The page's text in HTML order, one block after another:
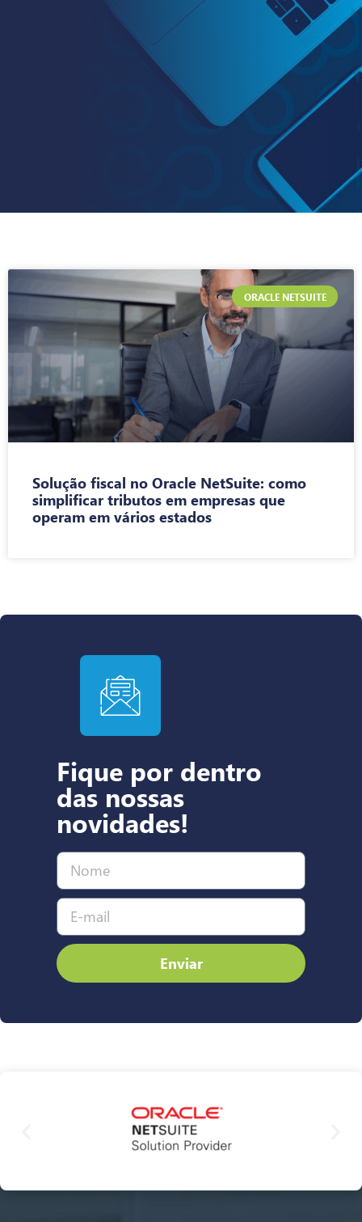
ORACLE NETSUITE
Solução fiscal no Oracle NetSuite: como
simplificar tributos em empresas que
operam em vários estados
Fique por dentro
das nossas
novidades!
Enviar